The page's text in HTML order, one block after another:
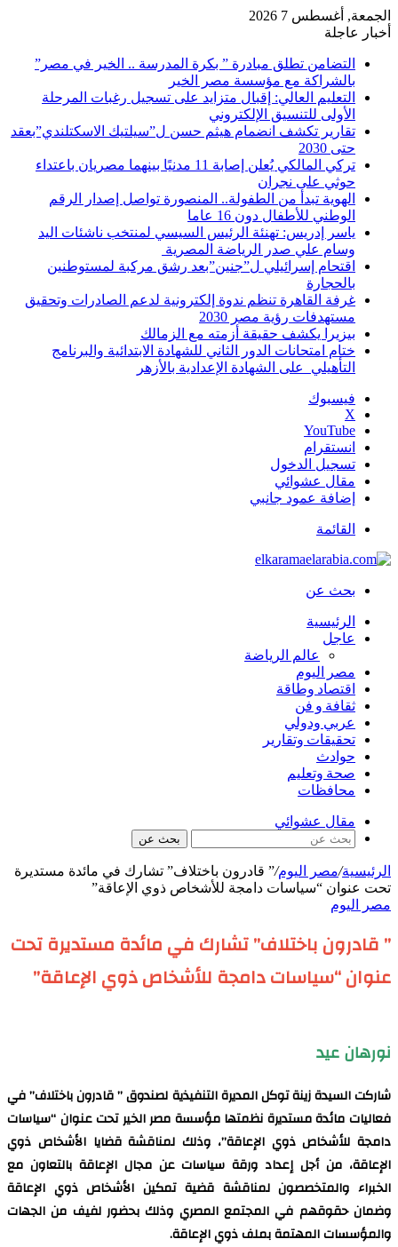
الجمعة, أغسطس 7 2026
أخبار عاجلة
التضامن تطلق مبادرة ” بكرة المدرسة .. الخير في مصر”
بالشراكة مع مؤسسة مصر الخير
التعليم العالي: إقبال متزايد على تسجيل رغبات المرحلة
الأولى للتنسيق الإلكتروني
تقارير تكشف انضمام هيثم حسن ل”سيلتيك الاسكتلندي”بعقد
حتى 2030
تركي المالكي يُعلن إصابة 11 مدنيًا بينهما مصريان باعتداء
حوثي على نجران
الهوية تبدأ من الطفولة.. المنصورة تواصل إصدار الرقم
الوطني للأطفال دون 16 عاما
ياسر إدريس: تهنئة الرئيس السيسي لمنتخب ناشئات اليد
وسام علي صدر الرياضة المصرية
اقتحام إسرائيلي ل”جنين”بعد رشق مركبة لمستوطنين
بالحجارة
غرفة القاهرة تنظم ندوة إلكترونية لدعم الصادرات وتحقيق
مستهدفات رؤية مصر 2030
بيزيرا يكشف حقيقة أزمته مع الزمالك
ختام امتحانات الدور الثاني للشهادة الابتدائية والبرنامج
التأهيلي على الشهادة الإعدادية بالأزهر
فيسبوك
‫X
‫YouTube
انستقرام
تسجيل الدخول
مقال عشوائي
إضافة عمود جانبي
القائمة
بحث عن
الرئيسية
عاجل
عالم الرياضة
مصر اليوم
اقتصاد وطاقة
ثقافة و فن
عربي ودولي
تحقيقات وتقارير
حوادث
صحة وتعليم
محافظات
مقال عشوائي
بحث عن
الرئيسية/مصر اليوم/” قادرون باختلاف” تشارك في مائدة مستديرة
تحت عنوان “سياسات دامجة للأشخاص ذوي الإعاقة”
مصر اليوم
” قادرون باختلاف” تشارك في مائدة مستديرة تحت
عنوان “سياسات دامجة للأشخاص ذوي الإعاقة”
نورهان عيد
شاركت السيدة زينة توكل المديرة التنفيذية لصندوق ” قادرون باختلاف” في
فعاليات مائدة مستديرة نظمتها مؤسسة مصر الخير تحت عنوان “سياسات
دامجة للأشخاص ذوي الإعاقة”، وذلك لمناقشة قضايا الأشخاص ذوي
الإعاقة، من أجل إعداد ورقة سياسات عن مجال الإعاقة بالتعاون مع
الخبراء والمتخصصون لمناقشة قضية تمكين الأشخاص ذوي الإعاقة
وضمان حقوقهم في المجتمع المصري وذلك بحضور لفيف من الجهات
والمؤسسات المهتمة بملف ذوي الإعاقة.